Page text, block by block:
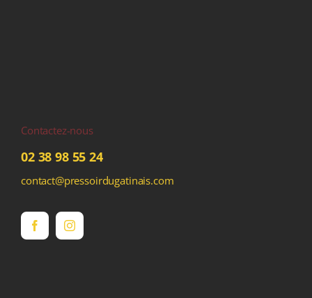
Contactez-nous
02 38 98 55 24
contact@pressoirdugatinais.com